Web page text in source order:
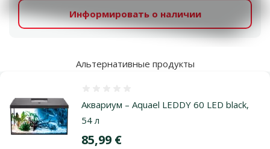
Информировать о наличии
Альтернативные продукты
Аквариум – Aquael LEDDY 60 LED black,
54 л
Цена
85,99 €